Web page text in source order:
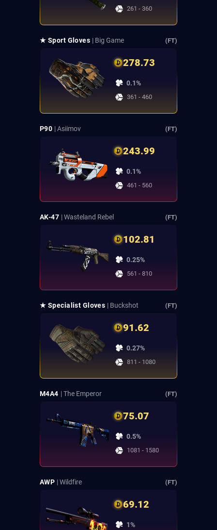
261 - 360
★ Sport Gloves | Big Game (FT)
278.73
0.1%
361 - 460
P90 | Asiimov (FT)
243.99
0.1%
461 - 560
AK-47 | Wasteland Rebel (FT)
102.81
0.25%
561 - 810
★ Specialist Gloves | Buckshot (FT)
91.62
0.27%
811 - 1080
M4A4 | The Emperor (FT)
75.07
0.5%
1081 - 1580
AWP | Wildfire (FT)
69.12
1%